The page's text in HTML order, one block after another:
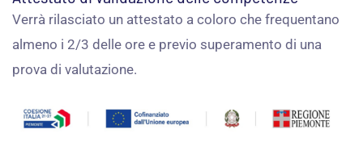
Verrà rilasciato un attestato a coloro che frequentano
almeno i 2/3 delle ore e previo superamento di una
prova di valutazione.